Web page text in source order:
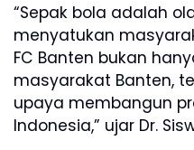
“Sepak bola adalah
menyatukan
FC Banten bukan
masyarakat Banten,
upaya membangun
Indonesia,” ujar Dr.